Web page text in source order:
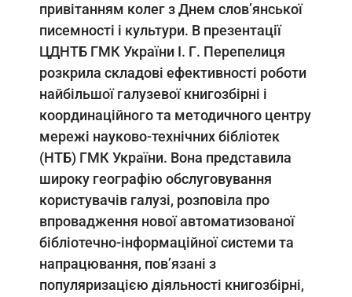
привітанням колег з Днем слов’янської
писемності і культури. В презентації
ЦДНТБ ГМК України І. Г. Перепелиця
розкрила складові ефективності роботи
найбільшої галузевої книгозбірні і
координаційного та методичного центру
мережі науково-технічних бібліотек
(НТБ) ГМК України. Вона представила
широку географію обслуговування
користувачів галузі, розповіла про
впровадження нової автоматизованої
бібліотечно-інформаційної системи та
напрацювання, пов’язані з
популяризацією діяльності книгозбірні,